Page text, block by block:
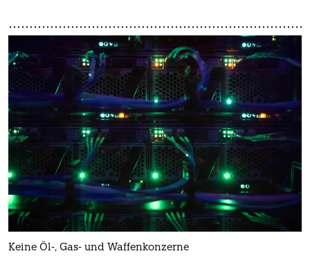
Keine Öl-, Gas- und Waffenkonzerne